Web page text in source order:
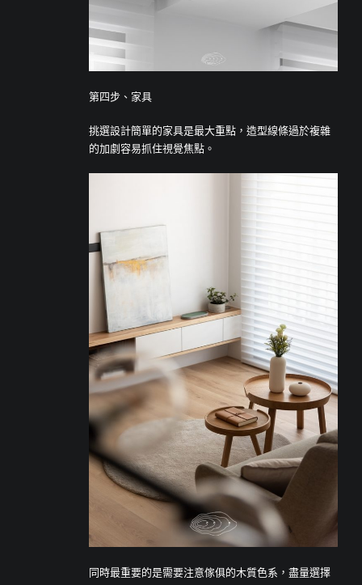
第四步、家具
挑選設計簡單的家具是最大重點，造型線條過於複雜
的加劇容易抓住視覺焦點。
同時最重要的是需要注意傢俱的木質色系，盡量選擇